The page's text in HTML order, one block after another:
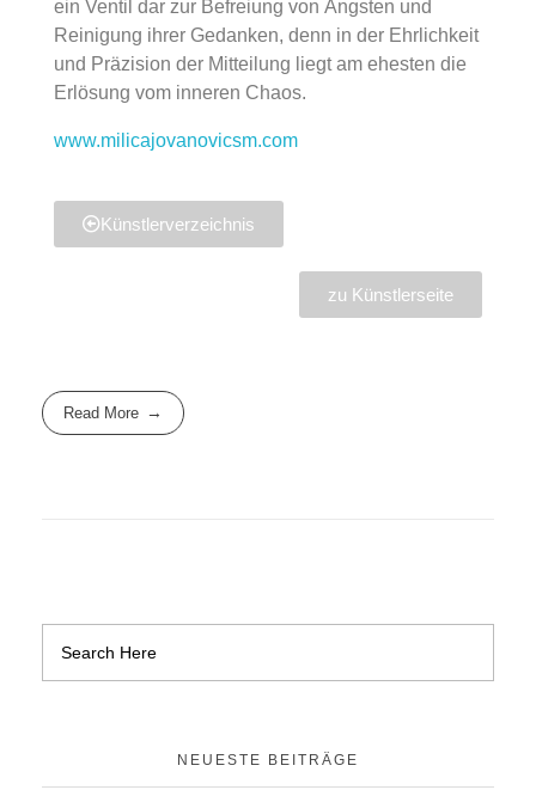
ein Ventil dar zur Befreiung von Ängsten und
Reinigung ihrer Gedanken, denn in der Ehrlichkeit
und Präzision der Mitteilung liegt am ehesten die
Erlösung vom inneren Chaos.
www.milicajovanovicsm.com
Künstlerverzeichnis
zu Künstlerseite
Read More
NEUESTE BEITRÄGE